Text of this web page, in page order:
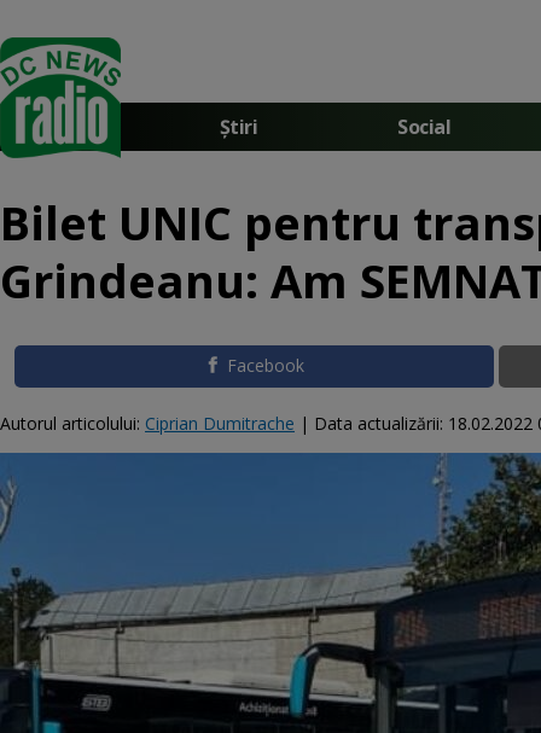
Știri Social
Bilet UNIC pentru
Grindeanu: Am
Facebook
Autorul articolului: Ciprian Dumitrache | Data actualizării: 18.02.2022